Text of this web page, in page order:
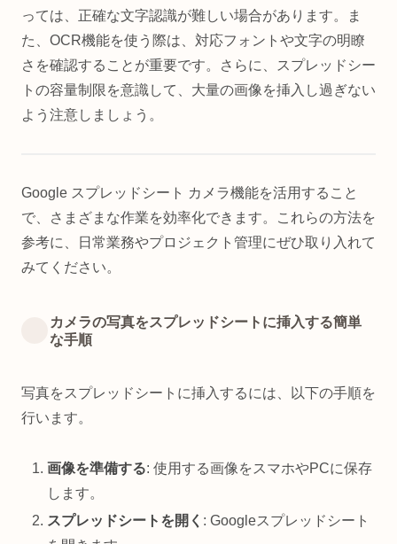
っては、正確な文字認識が難しい場合があります。ま
た、OCR機能を使う際は、対応フォントや文字の明瞭
さを確認することが重要です。さらに、スプレッドシー
トの容量制限を意識して、大量の画像を挿入し過ぎない
よう注意しましょう。
Google スプレッドシート カメラ機能を活用すること
で、さまざまな作業を効率化できます。これらの方法を
参考に、日常業務やプロジェクト管理にぜひ取り入れて
みてください。
カメラの写真をスプレッドシートに挿入する簡単
な手順
写真をスプレッドシートに挿入するには、以下の手順を
行います。
画像を準備する: 使用する画像をスマホやPCに保存
します。
スプレッドシートを開く : Googleスプレッドシート